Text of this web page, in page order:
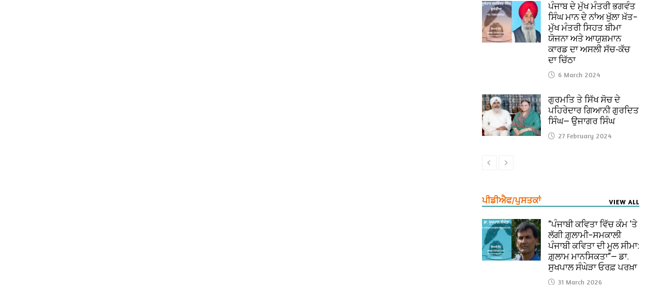
ਪੰਜਾਬ ਦੇ ਮੁੱਖ ਮੰਤਰੀ ਭਗਵੰਤ
ਸਿੰਘ ਮਾਨ ਦੇ ਨਾਂਅ ਖੁੱਲਾ ਖ਼ੱਤ–
ਮੁੱਖ ਮੰਤਰੀ ਸਿਹਤ ਬੀਮਾ
ਯੋਜਨਾ ਅਤੇ ਆਯੁਸ਼ਮਾਨ
ਕਾਰਡ ਦਾ ਅਸਲੀ ਸੱਚ-ਕੱਚ
ਦਾ ਚਿੱਠਾ
6 March 2024
ਗੁਰਮਤਿ ਤੇ ਸਿੱਖ ਸੋਚ ਦੇ
ਪਹਿਰੇਦਾਰ ਗਿਆਨੀ ਗੁਰਦਿਤ
ਸਿੰਘ— ਉਜਾਗਰ ਸਿੰਘ
27 February 2024
ਪੀਡੀਐਫ/ਪੁਸਤਕਾਂ VIEW ALL
“ਪੰਜਾਬੀ ਕਵਿਤਾ ਵਿੱਚ ਕੰਮ ‘ਤੇ
ਲੱਗੀ ਗ਼ੁਲਾਮੀ–ਸਮਕਾਲੀ
ਪੰਜਾਬੀ ਕਵਿਤਾ ਦੀ ਮੂਲ ਸੀਮਾ:
ਗ਼ੁਲਾਮ ਮਾਨਸਿਕਤਾ”— ਡਾ.
ਸੁਖਪਾਲ ਸੰਘੇੜਾ ਓਰਫ਼ ਪਰਖ਼ਾ
31 March 2026